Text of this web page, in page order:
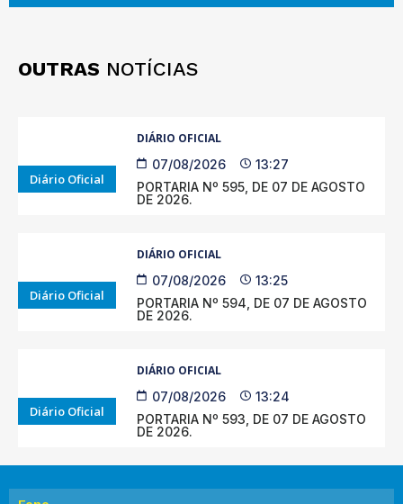
OUTRAS NOTÍCIAS
Diário Oficial
DIÁRIO OFICIAL
07/08/2026
13:27
PORTARIA Nº 595, DE 07 DE AGOSTO
DE 2026.
Diário Oficial
DIÁRIO OFICIAL
07/08/2026
13:25
PORTARIA Nº 594, DE 07 DE AGOSTO
DE 2026.
Diário Oficial
DIÁRIO OFICIAL
07/08/2026
13:24
PORTARIA Nº 593, DE 07 DE AGOSTO
DE 2026.